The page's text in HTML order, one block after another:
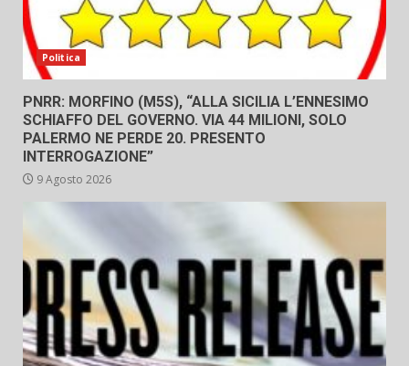
Politica
PNRR: MORFINO (M5S), “ALLA SICILIA L’ENNESIMO
SCHIAFFO DEL GOVERNO. VIA 44 MILIONI, SOLO
PALERMO NE PERDE 20. PRESENTO
INTERROGAZIONE”
9 Agosto 2026